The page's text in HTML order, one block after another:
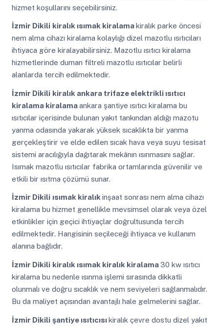
hizmet koşullarını seçebilirsiniz.
İzmir Dikili kiralık ısımak kiralamakiralık parke öncesi
nem alma cihazı kiralama kolaylığı dizel mazotlu ısıtıcıları
ihtiyaca göre kiralayabilirsiniz. Mazotlu ısıtıcı kiralama
hizmetlerinde duman filtreli mazotlu ısıtıcılar belirli
alanlarda tercih edilmektedir.
İzmir Dikili kiralık ankara trifaze elektrikli ısıtıcı
kiralama kiralamaankara şantiye ısıtıcı kiralama bu
ısıtıcılar içerisinde bulunan yakıt tankından aldığı mazotu
yanma odasında yakarak yüksek sıcaklıkta bir yanma
gerçekleştirir ve elde edilen sıcak hava veya suyu tesisat
sistemi aracılığıyla dağıtarak mekânın ısınmasını sağlar.
Isımak mazotlu ısıtıcılar fabrika ortamlarında güvenilir ve
etkili bir ısıtma çözümü sunar.
İzmir Dikili ısımak kiralıkinşaat sonrası nem alma cihazı
kiralama bu hizmet genellikle mevsimsel olarak veya özel
etkinlikler için geçici ihtiyaçlar doğrultusunda tercih
edilmektedir. Hangisinin seçileceği ihtiyaca ve kullanım
alanına bağlıdır.
İzmir Dikili kiralık ısımak kiralık kiralama30 kw ısıtıcı
kiralama bu nedenle ısınma işlemi sırasında dikkatli
olunmalı ve doğru sıcaklık ve nem seviyeleri sağlanmalıdır.
Bu da maliyet açısından avantajlı hale gelmelerini sağlar.
İzmir Dikili şantiye ısıtıcısıkiralık çevre dostu dizel yakıt